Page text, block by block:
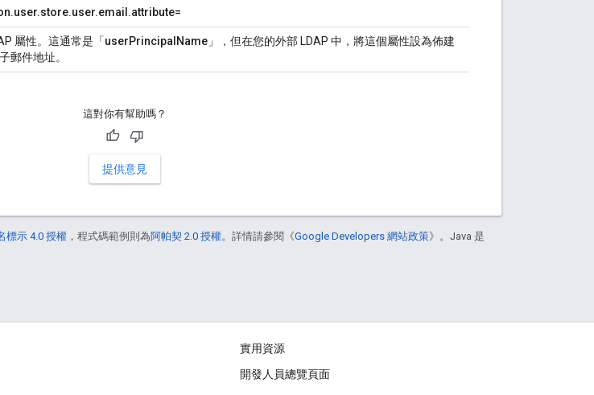
屬性。這通常是「userPrincipalName 」，但在您的外部 LDAP 中，將這個屬性設為佈建
郵件地址。
這對你有幫助嗎？
提供意見
標示 4.0 授權 ，程式碼範例則為阿帕契 2.0 授權。詳情請參閱《Google Developers 網站政策》。Java 是
實用資源
開發人員總覽頁面